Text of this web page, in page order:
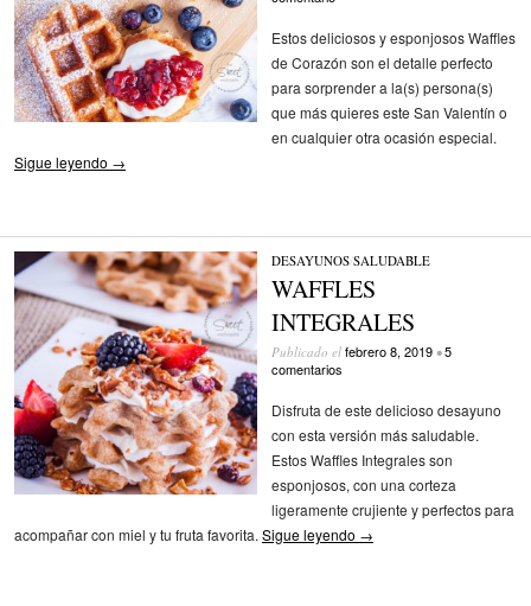
Estos deliciosos y esponjosos Waffles
de Corazón son el detalle perfecto
para sorprender a la(s) persona(s)
que más quieres este San Valentín o
en cualquier otra ocasión especial.
Sigue leyendo →
DESAYUNOS/SALUDABLE
WAFFLES
INTEGRALES
Publicado el febrero 8, 2019 •5
comentarios
Disfruta de este delicioso desayuno
con esta versión más saludable.
Estos Waffles Integrales son
esponjosos, con una corteza
ligeramente crujiente y perfectos para
acompañar con miel y tu fruta favorita.Sigue leyendo →